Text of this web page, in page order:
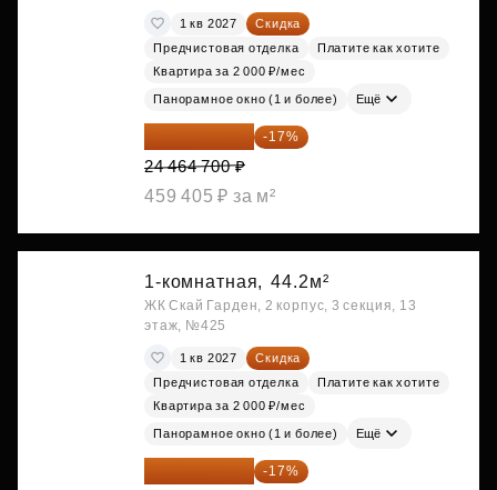
1 кв 2027
Скидка
Предчистовая отделка
Платите как хотите
Квартира за 2 000 ₽/мес
Панорамное окно (1 и более) Ещё
20 305 701 ₽ -17%
24 464 700 ₽
459 405 ₽ за м²
1-комнатная, 44.2м²
ЖК Скай Гарден, 2 корпус, 3 секция, 13
этаж, №425
1 кв 2027
Скидка
Предчистовая отделка
Платите как хотите
Квартира за 2 000 ₽/мес
Панорамное окно (1 и более) Ещё
20 305 701 ₽ -17%